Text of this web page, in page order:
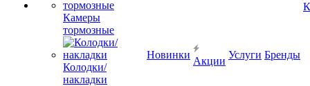
Камеры
тормозные
Колодки/
накладки
Новинки
Акции
Услуги Бренды